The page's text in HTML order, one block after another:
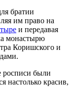
братии
им право на
и передавая
монастырю
Коришского и
росписи были
настолько красив,